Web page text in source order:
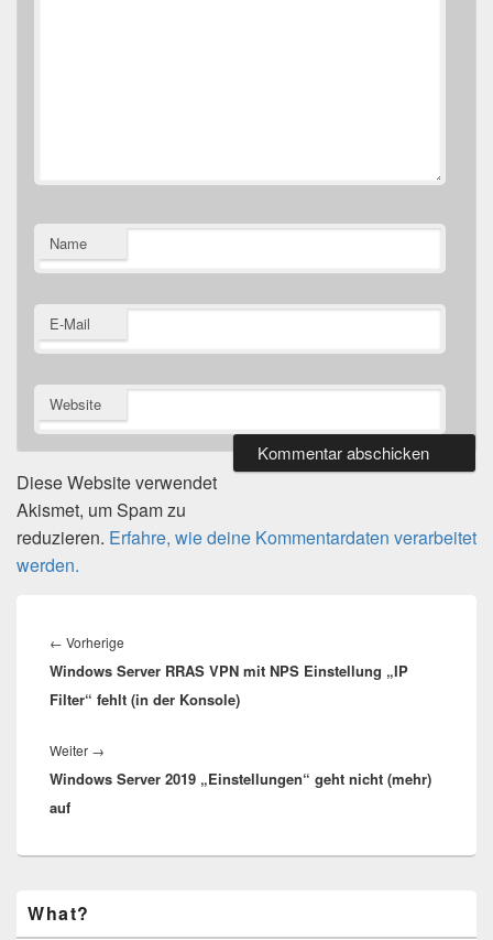
Name
E-Mail
Website
Diese Website verwendet
Akismet, um Spam zu
reduzieren. Erfahre, wie deine Kommentardaten verarbeitet
werden.
← Vorherige
Beitrag:
Windows Server RRAS VPN mit NPS Einstellung „IP
Filter“ fehlt (in der Konsole)
Weiter →
Beitrag:
Windows Server 2019 „Einstellungen“ geht nicht (mehr)
auf
Seitenleisten-
What?